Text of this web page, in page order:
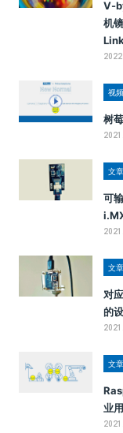
V-
机
Link
视频
树
文章
可
文章
对
的
文章
业